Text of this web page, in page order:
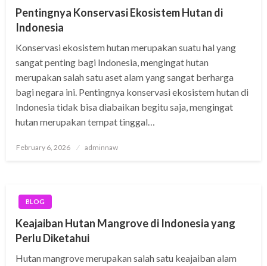
Pentingnya Konservasi Ekosistem Hutan di
Indonesia
Konservasi ekosistem hutan merupakan suatu hal yang
sangat penting bagi Indonesia, mengingat hutan
merupakan salah satu aset alam yang sangat berharga
bagi negara ini. Pentingnya konservasi ekosistem hutan di
Indonesia tidak bisa diabaikan begitu saja, mengingat
hutan merupakan tempat tinggal…
Posted
February 6, 2026 adminnaw
BLOG
Keajaiban Hutan Mangrove di Indonesia yang
Perlu Diketahui
Hutan mangrove merupakan salah satu keajaiban alam